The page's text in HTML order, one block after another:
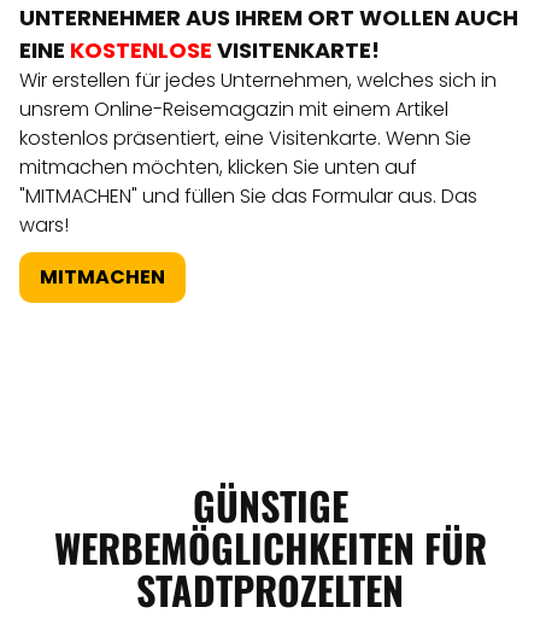
UNTERNEHMER AUS IHREM ORT WOLLEN AUCH
EINE KOSTENLOSE VISITENKARTE!
Wir erstellen für jedes Unternehmen, welches sich in
unsrem Online-Reisemagazin mit einem Artikel
kostenlos präsentiert, eine Visitenkarte. Wenn Sie
mitmachen möchten, klicken Sie unten auf
"MITMACHEN" und füllen Sie das Formular aus. Das
wars!
MITMACHEN
GÜNSTIGE
WERBEMÖGLICHKEITEN FÜR
STADTPROZELTEN